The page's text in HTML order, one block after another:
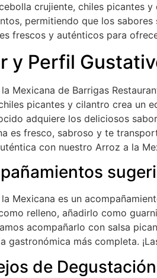
crujiente, chiles picantes
permitiendo que los
frescos y auténticos para
y Perfil
Mexicana de Barrigas
picantes y cilantro crea un
adquiere los deliciosos
es fresco, sabroso y te
con nuestro Arroz a la
Mexicana es un
relleno, añadirlo como
acompañarlo con salsa
gastronómica más completa.
de Degustación